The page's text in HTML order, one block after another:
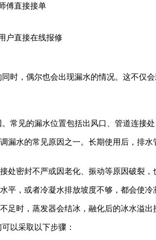
傅直接接单
户直接在线报修
，偶尔也会出现漏水的情况。这不仅
见的漏水位置包括出风口、管道连接处
水的常见原因之一。长期使用后，排水
密封不严或因老化、振动等原因破裂，
，或者冷凝水排放坡度不够，都会使冷
时，蒸发器会结冰，融化后的冰水溢出
以采取以下步骤：